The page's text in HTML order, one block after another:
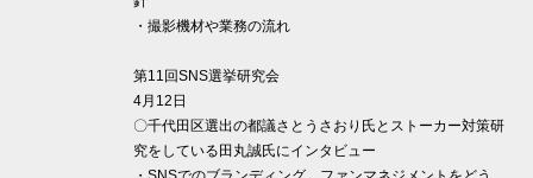
・撮影機材や業務の流れ
第11回SNS選挙研究会
4月12日
〇千代田区選出の都議さとうさおり氏とストーカー対策研
究をしている田丸誠氏にインタビュー